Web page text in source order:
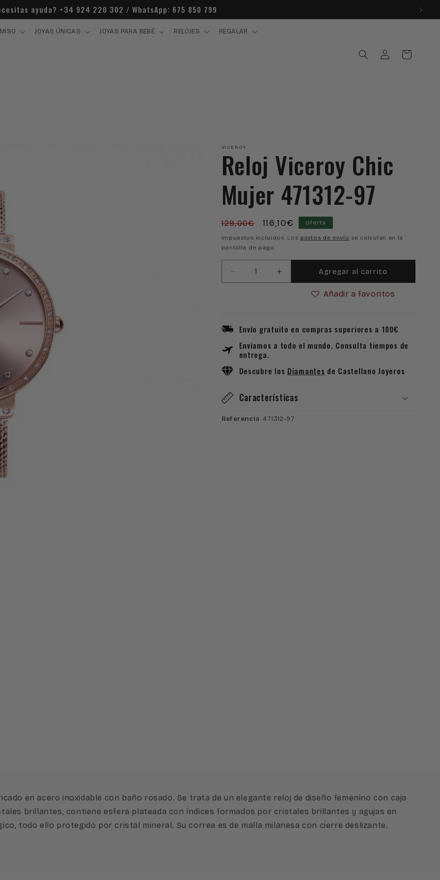
ayuda? +34 924 220 302 / WhatsApp: 675 850 799
JOYAS ÚNICAS JOYAS PARA BEBÉ RELOJES REGALAR
Iniciar
sesión
Carrito
VICEROY
Reloj Viceroy Chic
Mujer 471312-97
Precio
habitual
129,00€
Precio
de
oferta
116,10€ Oferta
Impuestos incluidos. Los gastos de envío se calculan en la
pantalla de pago.
Reducir
cantidad
Chic
471312-
97
Aumentar
cantidad
Chic
471312-
Agregar al carrito
Añadir a favoritos
Envío gratuito en compras superiores a 100€
Enviamos a todo el mundo. Consulta tiempos de
entrega.
Descubre los Diamantes de Castellano Joyeros
Características
Referencia: 471312-97
en acero inoxidable con baño rosado. Se trata de un elegante reloj de diseño femenino con caja
brillantes, contiene esfera plateada con índices formados por cristales brillantes y agujas en
todo ello protegido por cristal mineral. Su correa es de malla milanesa con cierre deslizante.